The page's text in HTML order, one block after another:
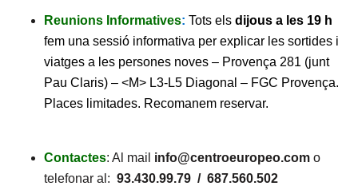
Reunions Informatives: Tots els dijous a les 19 h
fem una sessió informativa per explicar les sortides i
viatges a les persones noves – Provença 281 (junt
Pau Claris) – <M> L3-L5 Diagonal – FGC Provença.
Places limitades. Recomanem reservar.
Contactes: Al mail info@centroeuropeo.com o
telefonar al: 93.430.99.79 / 687.560.502